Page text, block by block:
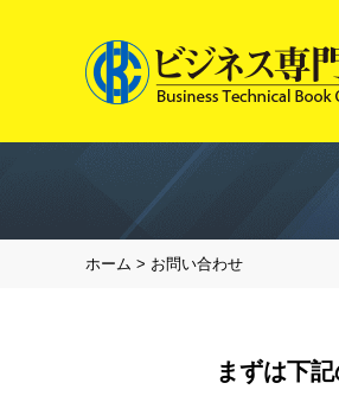
ホーム > お問い合わせ
まずは下